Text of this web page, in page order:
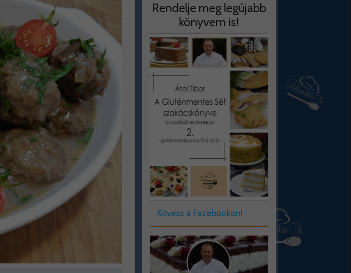
Rendelje meg legújabb
könyvem is!
Kövess a Facebookon!